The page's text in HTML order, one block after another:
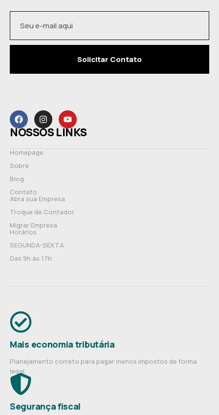
Solicitar Contato
NOSSOS LINKS
Homepage
Sobre
Blog
Contato
Abra sua Empresa
Troque de Contador
Migrar Empresa
Horários
SEGUNDA-SEXTA
Das 9h às 17h
Mais economia tributária
Planejamento correto para pagar menos impostos de forma
legal.
Segurança fiscal